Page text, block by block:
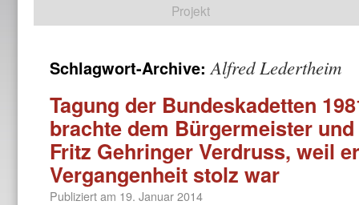
Projekt
Schlagwort-Archive:Alfred Ledertheim
Tagung der Bundeskadetten
brachte dem Bürgermeister
Fritz Gehringer Verdruss, weil
Vergangenheit stolz war
Publiziert am 19. Januar 2014